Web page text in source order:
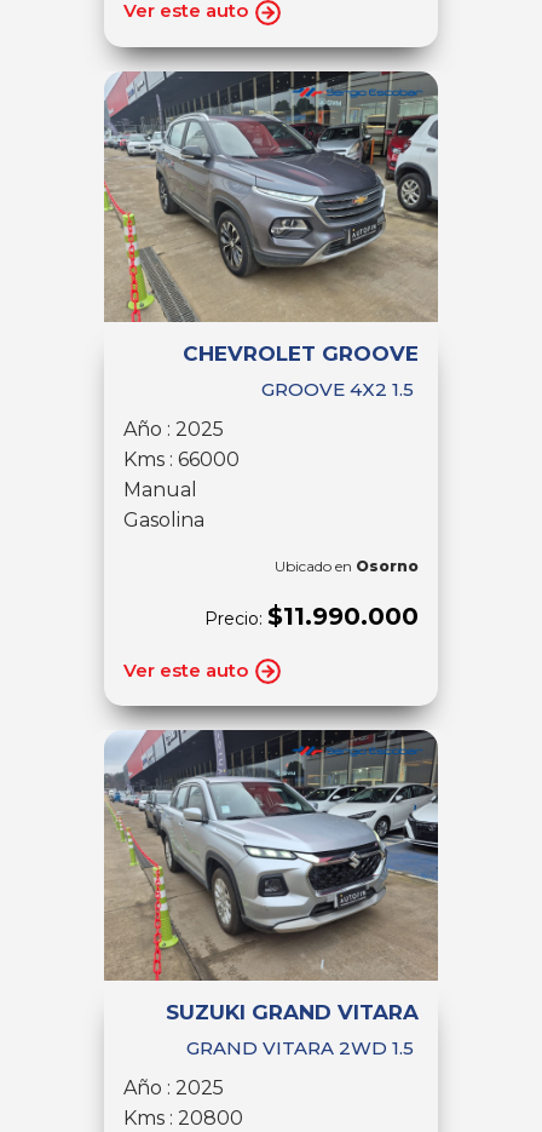
Ver este auto
CHEVROLET GROOVE
GROOVE 4X2 1.5
Año : 2025
Kms : 66000
Manual
Gasolina
Ubicado en Osorno
Precio: $11.990.000
Ver este auto
SUZUKI GRAND VITARA
GRAND VITARA 2WD 1.5
Año : 2025
Kms : 20800